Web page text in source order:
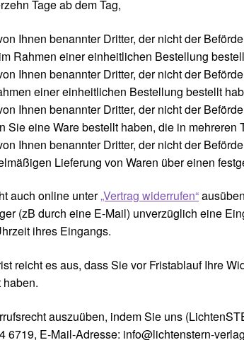
Tage ab dem Tag,
Ihnen benannter Dritter, der nicht der
Rahmen einer einheitlichen Bestellung
Ihnen benannter Dritter, der nicht der
einer einheitlichen Bestellung bestellt
Ihnen benannter Dritter, der nicht der
Sie eine Ware bestellt haben, die in
Ihnen benannter Dritter, der nicht der
Lieferung von Waren über einen
auch online unter„Vertrag widerrufen“
(zB durch eine E-Mail) unverzüglich eine
ihres Eingangs.
reicht es aus, dass Sie vor Fristablauf Ihre
haben.
auszuüben, indem Sie uns
6719, E-Mail-Adresse: info@lichtenstern-